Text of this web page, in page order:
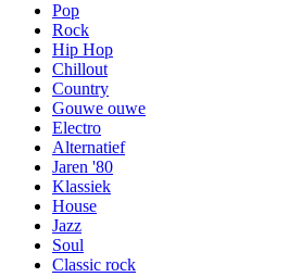
Pop
Rock
Hip Hop
Chillout
Country
Gouwe ouwe
Electro
Alternatief
Jaren '80
Klassiek
House
Jazz
Soul
Classic rock